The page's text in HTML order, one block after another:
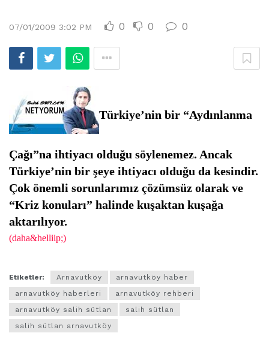
07/01/2009 3:02 PM 0 0 0
Türkiye’nin bir “Aydınlanma
Çağı”na ihtiyacı olduğu söylenemez. Ancak
Türkiye’nin bir şeye ihtiyacı olduğu da kesindir.
Çok önemli sorunlarımız çözümsüz olarak ve
“Kriz konuları” halinde kuşaktan kuşağa
aktarılıyor.
(daha&helliip;)
Etiketler: Arnavutköy
arnavutköy haber
arnavutköy haberleri
arnavutköy rehberi
arnavutköy salih sütlan
salih sütlan
salih sütlan arnavutköy